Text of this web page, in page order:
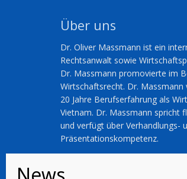
Über uns
Dr. Oliver Massmann ist ein
Rechtsanwalt sowie
Dr. Massmann promovierte im
Wirtschaftsrecht. Dr.
20 Jahre Berufserfahrung als
Vietnam. Dr. Massmann spricht
und verfügt über Verhandlungs-
Präsentationskompetenz.